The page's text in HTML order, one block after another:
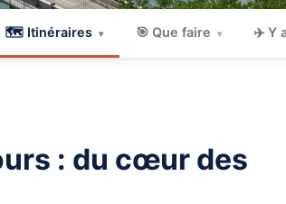
🗺 Itinéraires ▾ 🎯 Que faire ▾ ✈️ Y
: du cœur des